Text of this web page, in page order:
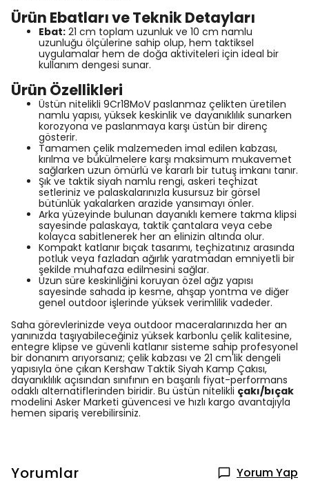
Ürün Ebatları ve Teknik Detayları
Ebat: 21 cm toplam uzunluk ve 10 cm namlu
uzunluğu ölçülerine sahip olup, hem taktiksel
uygulamalar hem de doğa aktiviteleri için ideal bir
kullanım dengesi sunar.
Ürün Özellikleri
Üstün nitelikli 9Cr18MoV paslanmaz çelikten üretilen
namlu yapısı, yüksek keskinlik ve dayanıklılık sunarken
korozyona ve paslanmaya karşı üstün bir direnç
gösterir.
Tamamen çelik malzemeden imal edilen kabzası,
kırılma ve bükülmelere karşı maksimum mukavemet
sağlarken uzun ömürlü ve kararlı bir tutuş imkanı tanır.
Şık ve taktik siyah namlu rengi, askeri teçhizat
setleriniz ve palaskalarınızla kusursuz bir görsel
bütünlük yakalarken arazide yansımayı önler.
Arka yüzeyinde bulunan dayanıklı kemere takma klipsi
sayesinde palaskaya, taktik çantalara veya cebe
kolayca sabitlenerek her an elinizin altında olur.
Kompakt katlanır bıçak tasarımı, teçhizatınız arasında
potluk veya fazladan ağırlık yaratmadan emniyetli bir
şekilde muhafaza edilmesini sağlar.
Uzun süre keskinliğini koruyan özel ağız yapısı
sayesinde sahada ip kesme, ahşap yontma ve diğer
genel outdoor işlerinde yüksek verimlilik vadeder.
Saha görevlerinizde veya outdoor maceralarınızda her an
yanınızda taşıyabileceğiniz yüksek karbonlu çelik kalitesine,
entegre klipse ve güvenli katlanır sisteme sahip profesyonel
bir donanım arıyorsanız; çelik kabzası ve 21 cm'lik dengeli
yapısıyla öne çıkan Kershaw Taktik Siyah Kamp Çakısı,
dayanıklılık açısından sınıfının en başarılı fiyat-performans
odaklı alternatiflerinden biridir. Bu üstün nitelikli çakı/bıçak
modelini Asker Marketi güvencesi ve hızlı kargo avantajıyla
hemen sipariş verebilirsiniz.
Yorumlar Yorum Yap